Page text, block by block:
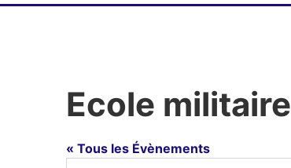
Ecole militaire
« Tous les Évènements